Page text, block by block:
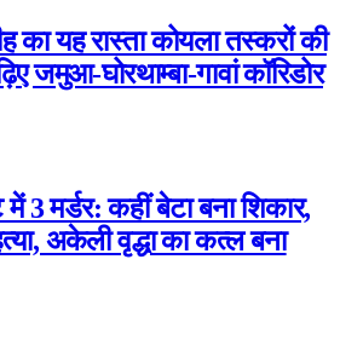
का यह रास्ता कोयला तस्करों की
जमुआ-घोरथाम्बा-गावां कॉरिडोर
3 मर्डर: कहीं बेटा बना शिकार,
अकेली वृद्धा का कत्ल बना